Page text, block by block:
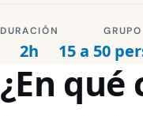
DURACIÓN
2h
GRUPO
15 a 50
¿En qué